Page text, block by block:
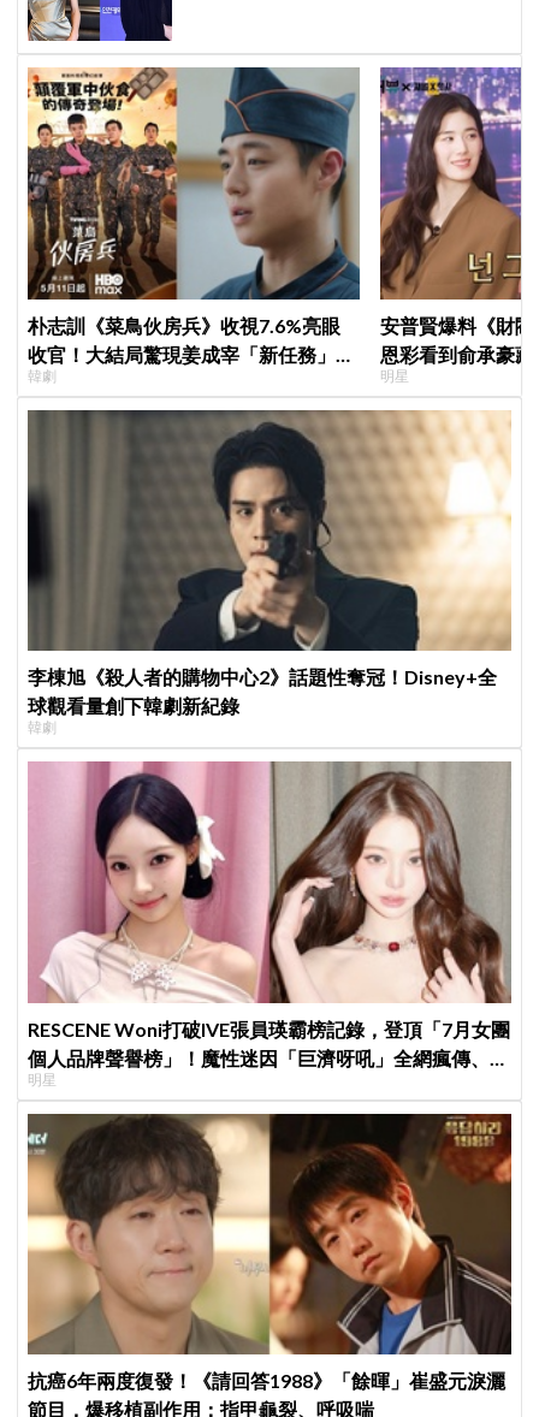
朴志訓《菜鳥伙房兵》收視7.6%亮眼
收官！大結局驚現姜成宰「新任務」彩
蛋，劇迷瘋狂敲碗第二季
韓劇
安普賢爆料《財
恩彩看到俞承豪
普賢只是「搞笑男
明星
李棟旭《殺人者的購物中心2》話題性奪冠！Disney+全
球觀看量創下韓劇新紀錄
韓劇
RESCENE Woni打破IVE張員瑛霸榜記錄，登頂「7月女團
個人品牌聲譽榜」！魔性迷因「巨濟呀吼」全網瘋傳、逆
襲Melon第一
明星
抗癌6年兩度復發！《請回答1988》「餘暉」崔盛元淚灑
節目，爆移植副作用：指甲龜裂、呼吸喘